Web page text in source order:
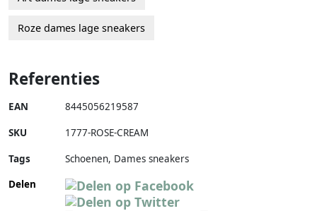
Roze dames lage sneakers
Referenties
EAN 8445056219587
SKU 1777-ROSE-CREAM
Tags
Schoenen, Dames sneakers
Delen